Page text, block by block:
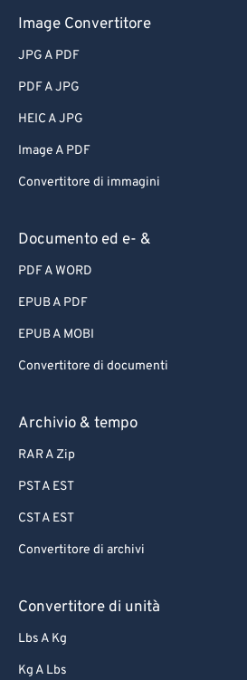
Image Convertitore
JPG A PDF
PDF A JPG
HEIC A JPG
Image A PDF
Convertitore di immagini
Documento ed e- &
PDF A WORD
EPUB A PDF
EPUB A MOBI
Convertitore di documenti
Archivio & tempo
RAR A Zip
PST A EST
CST A EST
Convertitore di archivi
Convertitore di unità
Lbs A Kg
Kg A Lbs